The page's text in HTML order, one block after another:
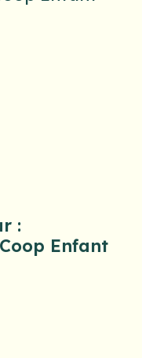
:
Enfant